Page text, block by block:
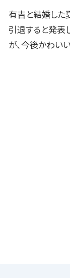
有吉と結婚した
引退すると発表
が、今後かわい